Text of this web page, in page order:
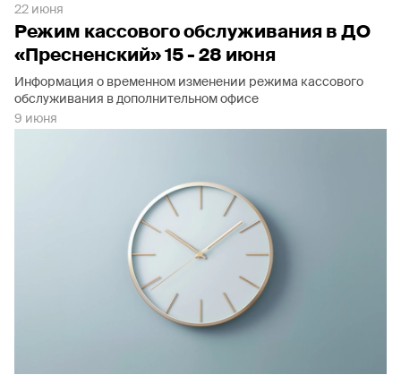
22 июня
Режим кассового обслуживания в ДО
«Пресненский» 15 - 28 июня
Информация о временном изменении режима кассового
обслуживания в дополнительном офисе
9 июня